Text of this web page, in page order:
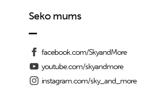
Seko mums
facebook.com/SkyandMore
youtube.com/skyandmore
instagram.com/sky_and_more